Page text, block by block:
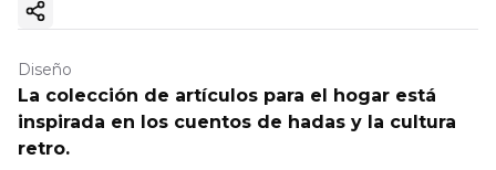
Copiar enlace
Diseño
La colección de artículos para el hogar está
inspirada en los cuentos de hadas y la cultura
retro.